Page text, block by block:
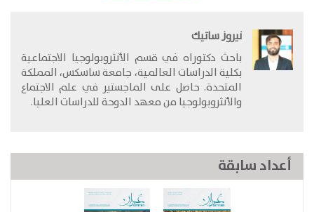
نيروز ساتيك
باحث دكتوراه في قسم الأنثروبولوجيا الاجتماعية
بكلية الدراسات العالمية، جامعة ساسكس، المملكة
المتحدة. حاصل على الماجستير في علم الاجتماع
والأنثروبولوجيا من معهد الدوحة للدراسات العليا.
أعداد سابقة